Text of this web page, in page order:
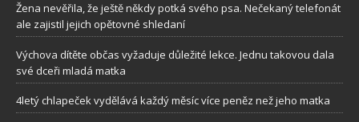
Žena nevěřila, že ještě někdy potká svého psa. Nečekaný telefonát
ale zajistil jejich opětovné shledaní
Výchova dítěte občas vyžaduje důležité lekce. Jednu takovou dala
své dceři mladá matka
4letý chlapeček vydělává každý měsíc více peněz než jeho matka